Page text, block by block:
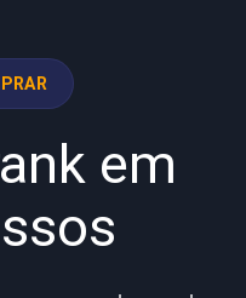
em